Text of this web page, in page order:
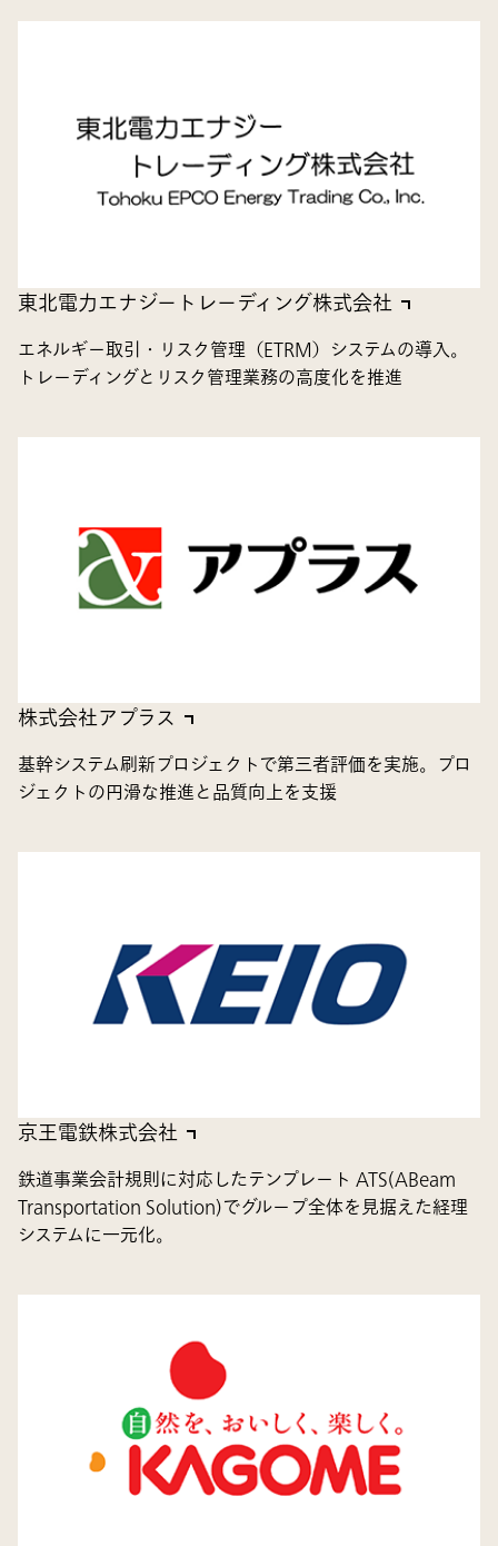
東北電力エナジートレーディング株式会社
エネルギー取引・リスク管理（ETRM）システムの導入。
トレーディングとリスク管理業務の高度化を推進
株式会社アプラス
基幹システム刷新プロジェクトで第三者評価を実施。プロ
ジェクトの円滑な推進と品質向上を支援
京王電鉄株式会社
鉄道事業会計規則に対応したテンプレート ATS(ABeam
Transportation Solution)でグループ全体を見据えた経理
システムに一元化。